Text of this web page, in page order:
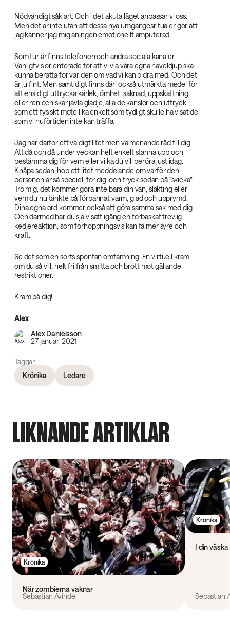
Nödvändigt såklart. Och i det akuta läget anpassar vi oss.
Men det är inte utan att dessa nya umgängesritualer gör att
jag känner jag mig aningen emotionellt amputerad.
Som tur är finns telefonen och andra sociala kanaler.
Vanligtvis orienterade för att vi via våra egna naveldjup ska
kunna berätta för världen om vad vi kan bidra med. Och det
är ju fint. Men samtidigt finns däri också utmärkta medel för
att ensidigt uttrycka kärlek, ömhet, saknad, uppskattning
eller ren och skär jävla glädje; alla de känslor och uttryck
som ett fysiskt möte lika enkelt som tydligt skulle ha visat de
som vi nuförtiden inte kan träffa.
Jag har därför ett väldigt litet men välmenande råd till dig.
Att då och då under veckan helt enkelt stanna upp och
bestämma dig för vem eller vilka du vill beröra just idag.
Knåpa sedan ihop ett litet meddelande om varför den
personen är så speciell för dig, och tryck sedan på ”skicka”.
Tro mig, det kommer göra inte bara din vän, släkting eller
vem du nu tänkte på förbannat varm, glad och upprymd.
Dina egna ord kommer också att göra samma sak med dig.
Och därmed har du själv satt igång en förbaskat trevlig
kedjereaktion, som förhoppningsvis kan få mer syre och
kraft.
Se det som en sorts spontan omfamning. En virtuell kram
om du så vill, helt fri från smitta och brott mot gällande
restriktioner.
Kram på dig!
Alex
Alex Danielsson
27 januari 2021
Taggar
Krönika
Ledare
LIKNANDE ARTIKLAR
Krönika
När zombierna vaknar
Sebastian Avindell
Krönika
I din väska
Sebastian